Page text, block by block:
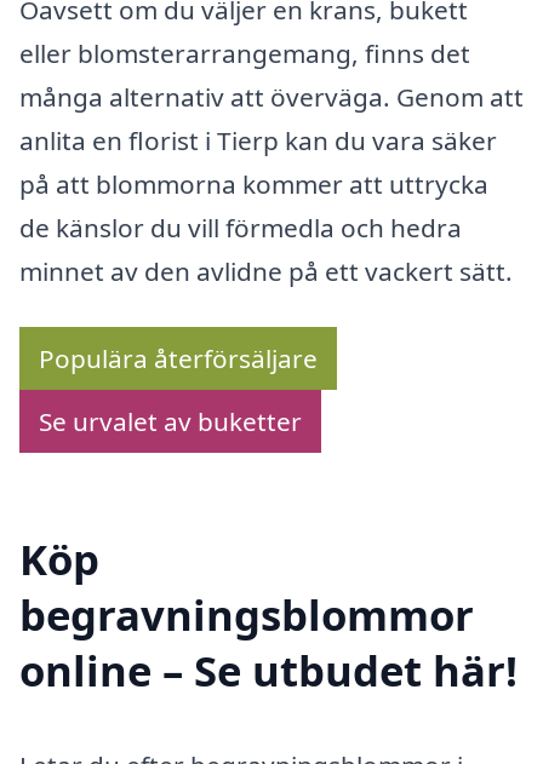
Oavsett om du väljer en krans, bukett
eller blomsterarrangemang, finns det
många alternativ att överväga. Genom att
anlita en florist i Tierp kan du vara säker
på att blommorna kommer att uttrycka
de känslor du vill förmedla och hedra
minnet av den avlidne på ett vackert sätt.
Populära återförsäljare
Se urvalet av buketter
Köp
begravningsblommor
online – Se utbudet här!